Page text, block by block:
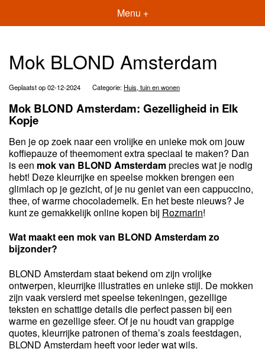
Menu +
Mok BLOND Amsterdam
Geplaatst op 02-12-2024 Categorie: Huis, tuin en wonen
Mok BLOND Amsterdam: Gezelligheid in Elk
Kopje
Ben je op zoek naar een vrolijke en unieke mok om jouw
koffiepauze of theemoment extra speciaal te maken? Dan
is een mok van BLOND Amsterdamprecies wat je nodig
hebt! Deze kleurrijke en speelse mokken brengen een
glimlach op je gezicht, of je nu geniet van een cappuccino,
thee, of warme chocolademelk. En het beste nieuws? Je
kunt ze gemakkelijk online kopen bij Rozmarin!
Wat maakt een mok van BLOND Amsterdam zo
bijzonder?
BLOND Amsterdam staat bekend om zijn vrolijke
ontwerpen, kleurrijke illustraties en unieke stijl. De mokken
zijn vaak versierd met speelse tekeningen, gezellige
teksten en schattige details die perfect passen bij een
warme en gezellige sfeer. Of je nu houdt van grappige
quotes, kleurrijke patronen of thema’s zoals feestdagen,
BLOND Amsterdam heeft voor ieder wat wils.